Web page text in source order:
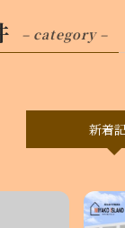
– category –
新着